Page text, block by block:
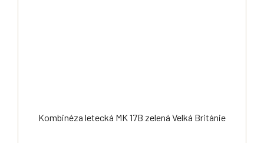
Kombinéza letecká MK 17B zelená Velká Británie